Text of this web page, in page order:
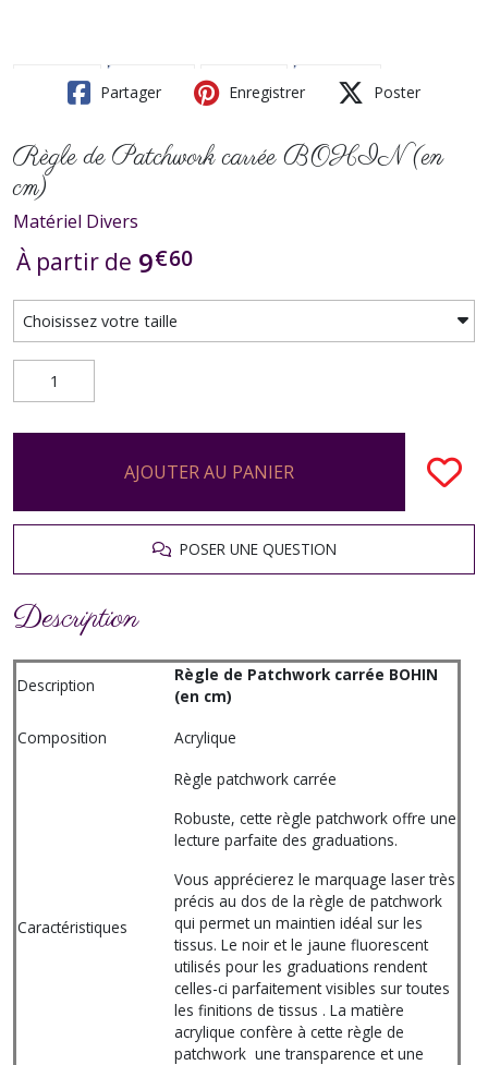
Partager Enregistrer Poster
Règle de Patchwork carrée BOHIN (en
cm)
Matériel Divers
À partir de 9€60
AJOUTER AU PANIER
POSER UNE QUESTION
Description
Description
Règle de Patchwork carrée BOHIN
(en cm)
Composition
Acrylique
Caractéristiques
Règle patchwork carrée
Robuste, cette règle patchwork offre une
lecture parfaite des graduations.
Vous apprécierez le marquage laser très
précis au dos de la règle de patchwork
qui permet un maintien idéal sur les
tissus. Le noir et le jaune fluorescent
utilisés pour les graduations rendent
celles-ci parfaitement visibles sur toutes
les finitions de tissus . La matière
acrylique confère à cette règle de
patchwork une transparence et une